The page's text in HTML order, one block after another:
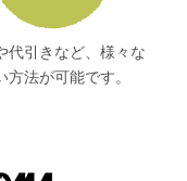
代引きなど、様々な
方法が可能です。